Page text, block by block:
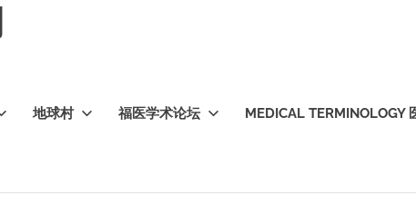
地球村 福医学术论坛 MEDICAL TERMINOLOGY